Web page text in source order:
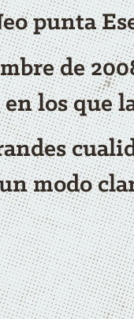
punta
de
los que
modo